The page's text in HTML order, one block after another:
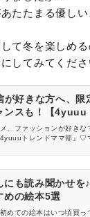
たたまる優し
て冬を楽しめる
してみてくださ
が好きな方へ、限
ンスも！【4yuuu
、ファッションが好きな
トレンドママ部』♡
方を募集しています！
にも読み聞かせを
めの絵本5選
めての絵本はいつ頃買っ